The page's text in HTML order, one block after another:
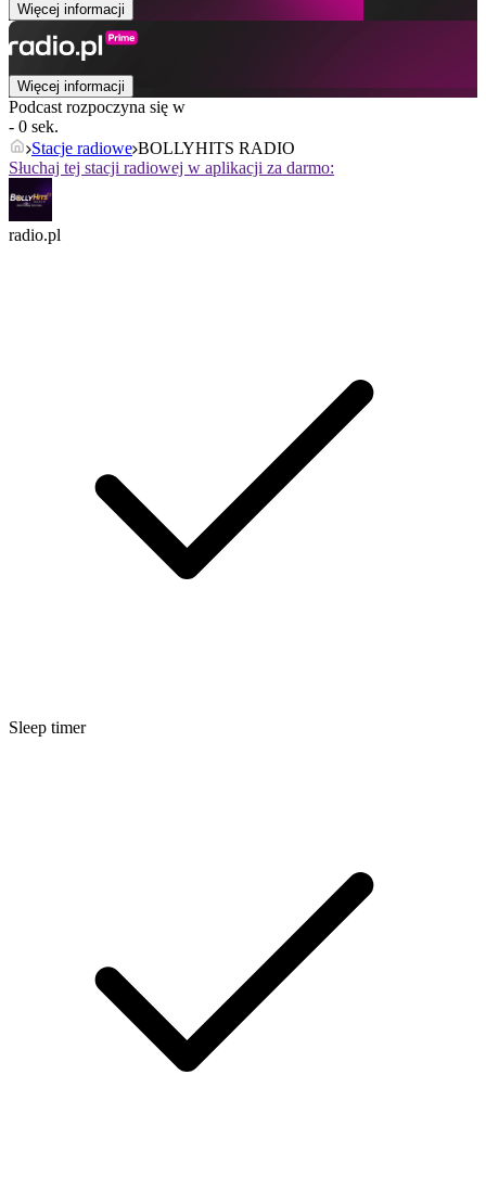
Więcej informacji
Więcej informacji
Podcast rozpoczyna się w
- 0 sek.
Stacje radiowe BOLLYHITS RADIO
Słuchaj tej stacji radiowej w aplikacji za darmo:
radio.pl
Sleep timer